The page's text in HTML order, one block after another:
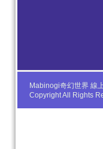
Mabinogi奇幻世界 線
Copyright All Rights